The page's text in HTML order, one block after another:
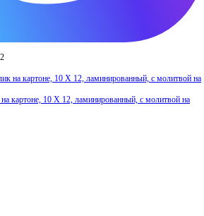
картоне, 10 Х 12, ламинированный, с молитвой на